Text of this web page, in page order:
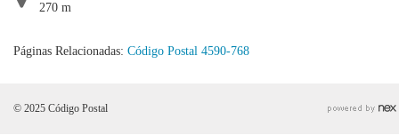
270 m
Páginas Relacionadas: Código Postal 4590-768
© 2025 Código Postal